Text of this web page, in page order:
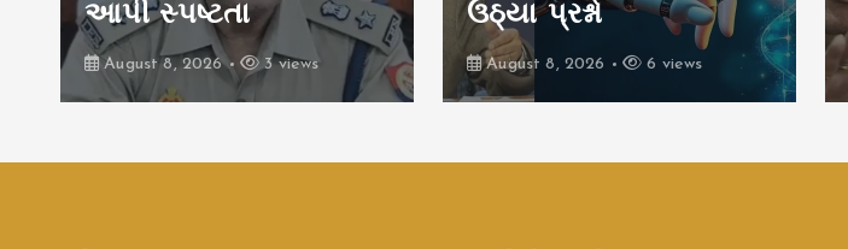
આપી સ્પષ્ટતા
August 8, 2026 3 views
ઉઠ્યા પ્રશ્નો
August 8, 2026 6 views